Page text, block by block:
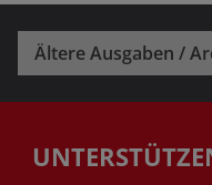
Ältere Ausgaben /